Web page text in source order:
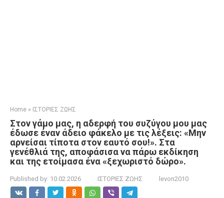
Home » ΙΣΤΟΡΙΕΣ ΖΩΗΣ
Στον γάμο μας, η αδερφή του συζύγου μου μας
έδωσε έναν άδειο φάκελο με τις λέξεις: «Μην
αρνείσαι τίποτα στον εαυτό σου!». Στα
γενέθλιά της, αποφάσισα να πάρω εκδίκηση
και της ετοίμασα ένα «ξεχωριστό δώρο».
Published by: 10.02.2026 ΙΣΤΟΡΙΕΣ ΖΩΗΣ levon2010